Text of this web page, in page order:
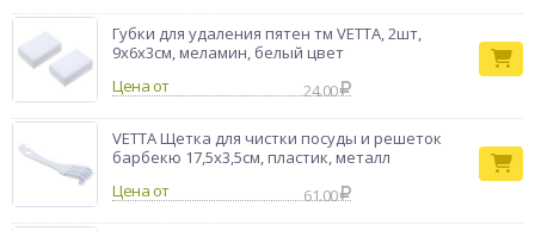
Губки для удаления пятен тм VETTA, 2шт,
9х6х3см, меламин, белый цвет
Цена от
24.00
VETTA Щетка для чистки посуды и решеток
барбекю 17,5х3,5см, пластик, металл
Цена от
61.00